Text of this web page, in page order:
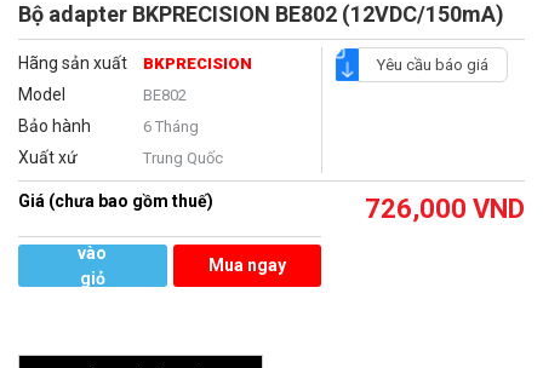
Bộ adapter BKPRECISION BE802 (12VDC/150mA)
Hãng sản xuất BKPRECISION
Model BE802
Bảo hành 6 Tháng
Xuất xứ Trung Quốc
Yêu cầu báo giá
Giá (chưa bao gồm thuế) 726,000 VND
vào
giỏ
Mua ngay